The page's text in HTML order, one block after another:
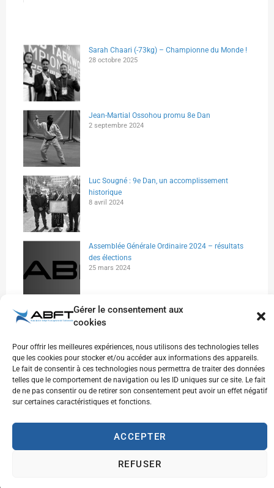
Gérer le consentement aux
cookies
Pour offrir les meilleures expériences, nous utilisons des technologies telles
que les cookies pour stocker et/ou accéder aux informations des appareils.
Le fait de consentir à ces technologies nous permettra de traiter des données
telles que le comportement de navigation ou les ID uniques sur ce site. Le fait
de ne pas consentir ou de retirer son consentement peut avoir un effet négatif
sur certaines caractéristiques et fonctions.
ACCEPTER
REFUSER
Sarah Chaari (-73kg) – Championne du Monde !
28 octobre 2025
Jean-Martial Ossohou promu 8e Dan
2 septembre 2024
Luc Sougné : 9e Dan, un accomplissement
historique
8 avril 2024
Assemblée Générale Ordinaire 2024 – résultats
des élections
25 mars 2024
Canal WhatsApp – ABFT
14 mars 2024
Inscrivez-vous à notre newsletter pour recevoir